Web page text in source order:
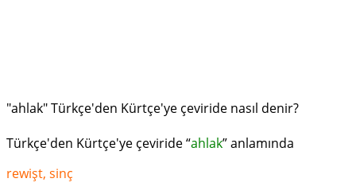
"ahlak" Türkçe'den Kürtçe'ye çeviride nasıl denir?
Türkçe'den Kürtçe'ye çeviride “ahlak” anlamında
rewişt, sinç